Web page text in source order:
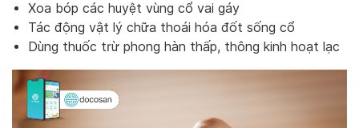
Xoa bóp các huyệt vùng cổ vai gáy
Tác động vật lý chữa thoái hóa đốt sống cổ
Dùng thuốc trừ phong hàn thấp, thông kinh hoạt lạc